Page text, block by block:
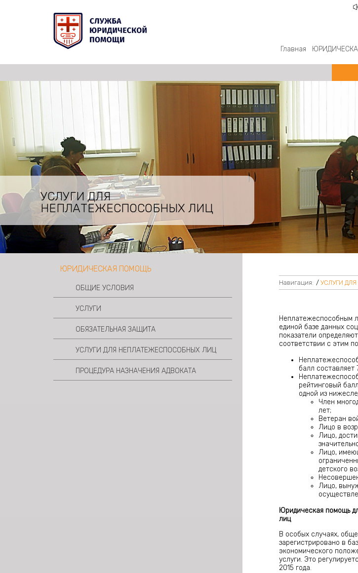
Главная
УСЛУГИ ДЛЯ
НЕПЛАТЕЖЕСПОСОБНЫХ ЛИЦ
ЮРИДИЧЕСКАЯ ПОМОЩЬ
ОБЩИЕ УСЛОВИЯ
УСЛУГИ
ОБЯЗАТЕЛЬНАЯ ЗАЩИТА
УСЛУГИ ДЛЯ НЕПЛАТЕЖЕСПОСОБНЫХ ЛИЦ
ПРОЦЕДУРА НАЗНАЧЕНИЯ АДВОКАТА
Навигация: / УСЛУГИ
Неплатежеспособным
единой базе данных
показатели
соответствии с этим
балл составляет
рейтинговый
одной из
Член
лет;
Ветеран
Лицо в
Лицо,
Лицо,
детского
Лицо,
Юридическая помощь
лиц
В особых случаях,
зарегистрировано в
экономического
услуги. Это
2015 года.